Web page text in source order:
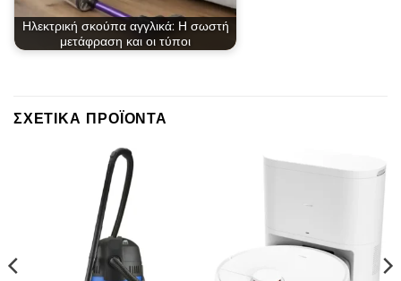
Ηλεκτρική σκούπα αγγλικά: Η σωστή
μετάφραση και οι τύποι
ΣΧΕΤΙΚΆ ΠΡΟΪΌΝΤΑ